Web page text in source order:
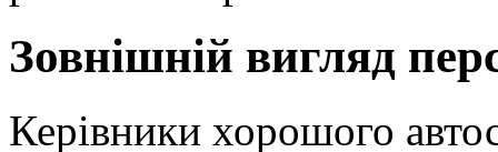
Зовнішній вигляд
Керівники хорошого